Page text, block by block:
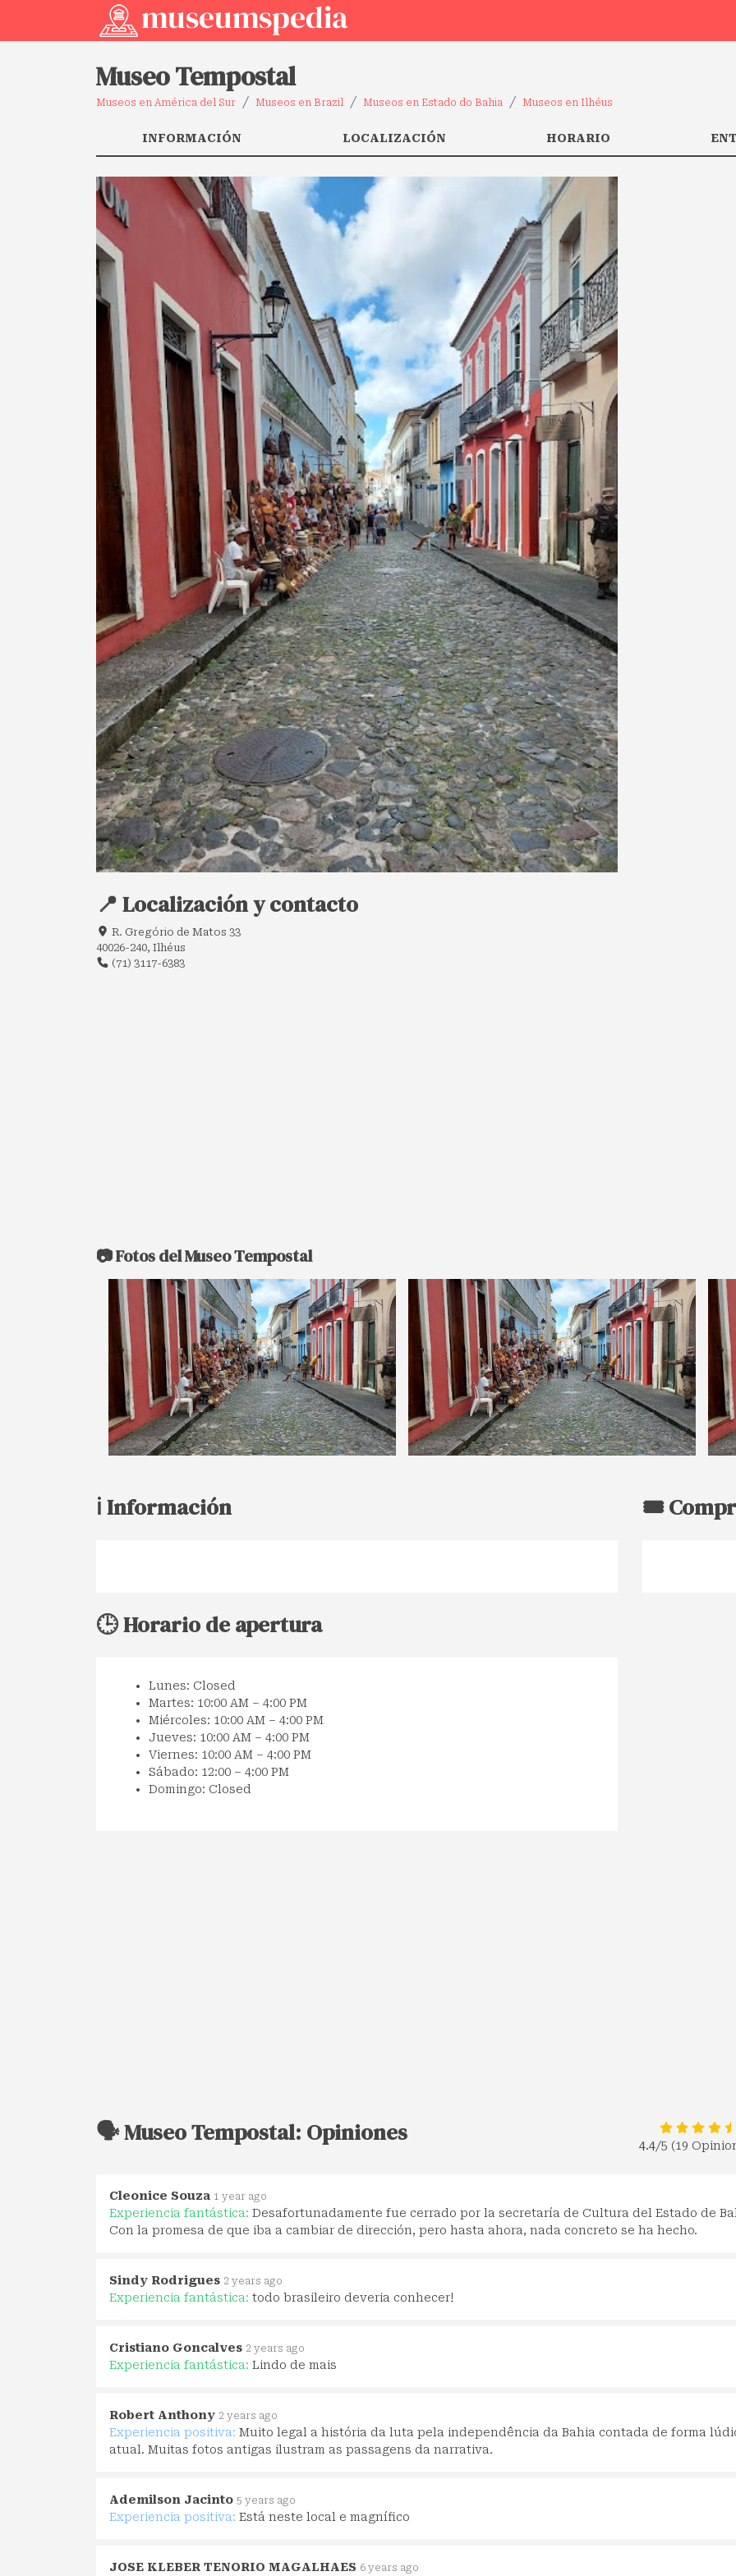
Museo Tempostal
Museos en América del Sur Museos en Brazil Museos en Estado do Bahia Museos en Ilhéus
INFORMACIÓN LOCALIZACIÓN HORARIO
📍 Localización y contacto
R. Gregório de Matos 33
40026-240, Ilhéus
(71) 3117-6383
📷 Fotos del Museo Tempostal
ℹ️ Información
🕒 Horario de apertura
Lunes: Closed
Martes: 10:00 AM – 4:00 PM
Miércoles: 10:00 AM – 4:00 PM
Jueves: 10:00 AM – 4:00 PM
Viernes: 10:00 AM – 4:00 PM
Sábado: 12:00 – 4:00 PM
Domingo: Closed
🎟️
🗣️ Museo Tempostal: Opiniones 4.4/5 (19
Cleonice Souza 1 year ago
Experiencia fantástica: Desafortunadamente fue cerrado por la secretaría de Cultura del Estado de
Con la promesa de que iba a cambiar de dirección, pero hasta ahora, nada concreto se ha hecho.
Sindy Rodrigues 2 years ago
Experiencia fantástica: todo brasileiro deveria conhecer!
Cristiano Goncalves 2 years ago
Experiencia fantástica: Lindo de mais
Robert Anthony 2 years ago
Experiencia positiva: Muito legal a história da luta pela independência da Bahia contada de forma
atual. Muitas fotos antigas ilustram as passagens da narrativa.
Ademilson Jacinto 5 years ago
Experiencia positiva: Está neste local e magnífico
JOSE KLEBER TENORIO MAGALHAES 6 years ago